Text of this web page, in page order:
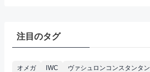
注目のタグ
オメガ IWC
ヴァシュロンコンスタンタン